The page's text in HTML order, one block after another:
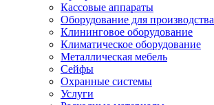
Кассовые аппараты
Оборудование для производства
Клининговое оборудование
Климатическое оборудование
Металлическая мебель
Сейфы
Охранные системы
Услуги